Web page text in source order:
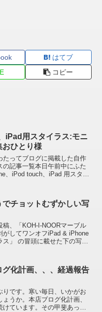
はてブ
コピー
iPad用スタイラス:モニ
おひとり様
たってブログに掲載した自作
の記事一覧本日午前中にふた
、iPod touch、iPad 用スタイ
でチョットむずかしい写
稿、「KOH-I-NOORマーブル
がしてワンオフiPad & iPhone
ス」 の冒頭に載せた下の写真
なんで...
グ化計画、、、経過報告
りです。寒い毎日、いかがお
ょうか。本店ブログ化計画、
けています。その甲斐あって